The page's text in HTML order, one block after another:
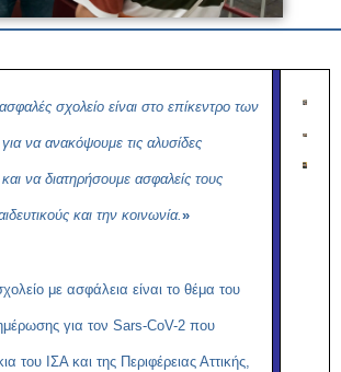
σχολείο είναι στο επίκεντρο των
να ανακόψουμε τις αλυσίδες
να διατηρήσουμε ασφαλείς τους
και την κοινωνία.»
με ασφάλεια είναι το θέμα του
για τον Sars-CoV-2 που
του ΙΣΑ και της Περιφέρειας Αττικής,